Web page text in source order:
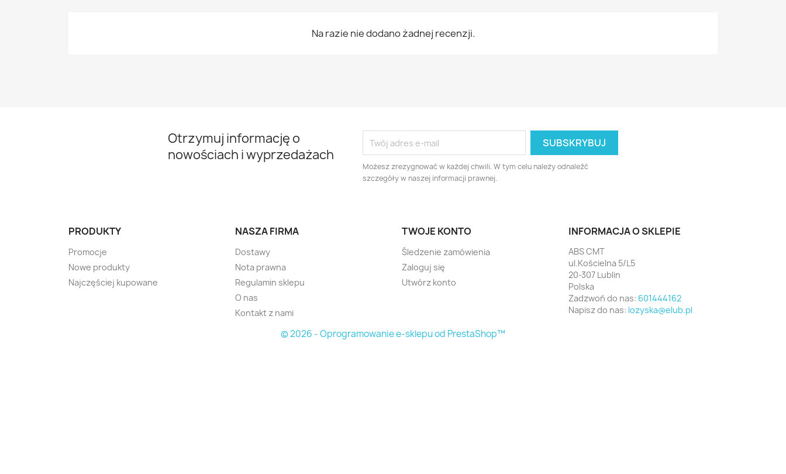
Na razie nie dodano żadnej recenzji.
Otrzymuj informację o
nowościach i wyprzedażach
Możesz zrezygnować w każdej chwili. W tym celu należy odnaleźć
szczegóły w naszej informacji prawnej.
PRODUKTY
Promocje
Nowe produkty
Najczęściej kupowane
NASZA FIRMA
Dostawy
Nota prawna
Regulamin sklepu
O nas
Kontakt z nami
TWOJE KONTO
Śledzenie zamówienia
Zaloguj się
Utwórz konto
INFORMACJA O SKLEPIE
ABS CMT
ul.Kościelna 5/L5
20-307 Lublin
Polska
Zadzwoń do nas: 601444162
Napisz do nas: lozyska@elub.pl
© 2026 - Oprogramowanie e-sklepu od PrestaShop™